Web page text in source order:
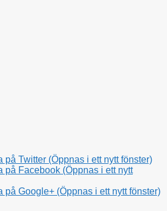
på Twitter (Öppnas i ett nytt fönster)
på Facebook (Öppnas i ett nytt
på Google+ (Öppnas i ett nytt fönster)